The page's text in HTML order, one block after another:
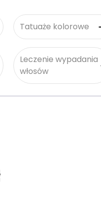
Tatuaże kolorowe
Leczenie wypadania
włosów